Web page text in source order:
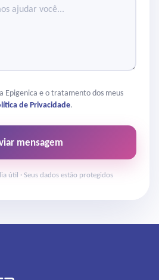
Epigenica e o tratamento dos meus
de Privacidade.
mensagem
útil · Seus dados estão protegidos